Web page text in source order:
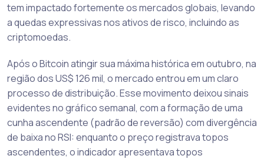
tem impactado fortemente os mercados globais, levando
a quedas expressivas nos ativos de risco, incluindo as
criptomoedas.
Após o Bitcoin atingir sua máxima histórica em outubro, na
região dos US$ 126 mil, o mercado entrou em um claro
processo de distribuição. Esse movimento deixou sinais
evidentes no gráfico semanal, com a formação de uma
cunha ascendente (padrão de reversão) com divergência
de baixa no RSI: enquanto o preço registrava topos
ascendentes, o indicador apresentava topos